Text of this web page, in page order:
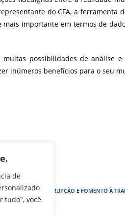
de
tudo", você
do CFA, a ferramenta
importante em termos de
muitas possibilidades de análise
inúmeros benefícios para o seu
COMBATE À CORRUPÇÃO E FOMENTO À